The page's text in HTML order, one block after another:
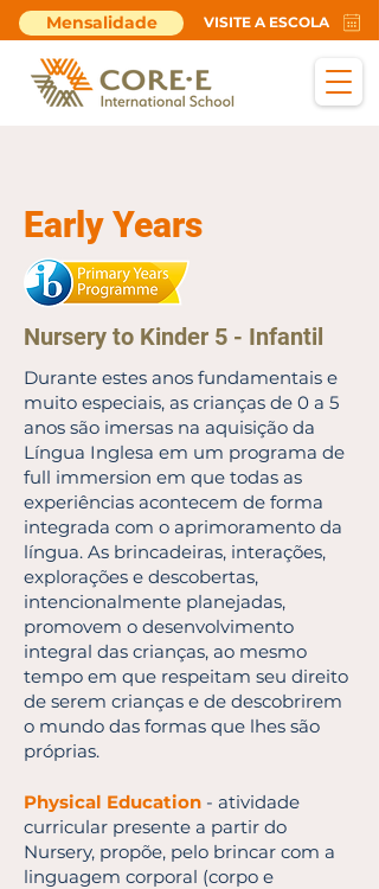
Mensalidade VISITE A ESCOLA
Early Years
Nursery to Kinder 5 - Infantil
Durante estes anos fundamentais e
muito especiais, as crianças de 0 a 5
anos são imersas na aquisição da
Língua Inglesa em um programa de
full immersion em que todas as
experiências acontecem de forma
integrada com o aprimoramento da
língua. As brincadeiras, interações,
explorações e descobertas,
intencionalmente planejadas,
promovem o desenvolvimento
integral das crianças, ao mesmo
tempo em que respeitam seu direito
de serem crianças e de descobrirem
o mundo das formas que lhes são
próprias.
Physical Education - atividade
curricular presente a partir do
Nursery, propõe, pelo brincar com a
linguagem corporal (corpo e